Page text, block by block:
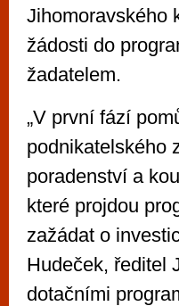
Jihomoravského
žádosti do
žadatelem.
„V první fází
podnikatelského
poradenství a
které projdou
zažádat o
Hudeček, ředitel
dotačními